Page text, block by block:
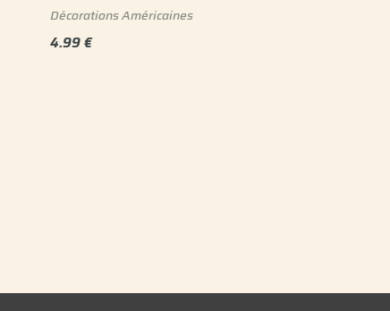
Décorations Américaines
4.99€